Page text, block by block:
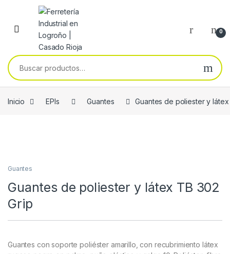
Skip to navigation
Skip to content
0
Buscar por:
Inicio EPIs Guantes Guantes de poliester y
Guantes
Guantes de poliester y látex TB 302
Grip
Guantes con soporte poliéster amarillo, con recubrimiento látex